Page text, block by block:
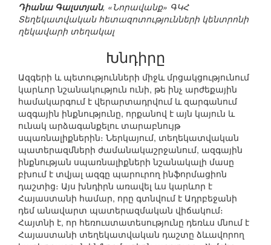
Դիանա Գալստյան, «Նորավանք» ԳԿՀ
Տեղեկատվական հետազոտությունների կենտրոնի
ղեկավարի տեղակալ
Խնդիրը
Ազգերի և պետությունների միջև մրցակցությունում
կարևոր նշանակություն ունի, թե ինչ արժեքային
համակարգում է վերարտադրվում և զարգանում
ազգային ինքնությունը, որքանով է այն կայուն և
ունակ արձագանքելու տարաբնույթ
սպառնալիքներին։ Ներկայում, տեղեկատվական
պատերազմների ժամանակաշրջանում, ազգային
ինքնության սպառնալիքների նշանակալի մասը
բխում է տվյալ ազգը պարուրող ինֆորմացիոն
դաշտից։ Այս խնդիրն առավել ևս կարևոր է
Հայաստանի համար, որը գտնվում է Ադրբեջանի
դեմ անավարտ պատերազմական վիճակում։
Հայտնի է, որ հեռուստատեսությունը դեռևս մնում է
Հայաստանի տեղեկատվական դաշտը ձևավորող